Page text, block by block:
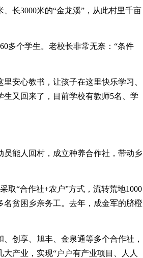
长3000米的“金龙溪”，从此村里千亩
多个学生。老校长非常无奈：“条件
安心教书，让孩子在这里快乐学习、
又回来了，目前学校有教师5名、学
能人回村，成立种养合作社，带动乡
取“合作社+农户”方式，流转荒地1000
贫困乡亲务工。去年，成金军的脐橙
创享、旭丰、金泉通等多个合作社，
产业，实现“户户有产业项目、人人